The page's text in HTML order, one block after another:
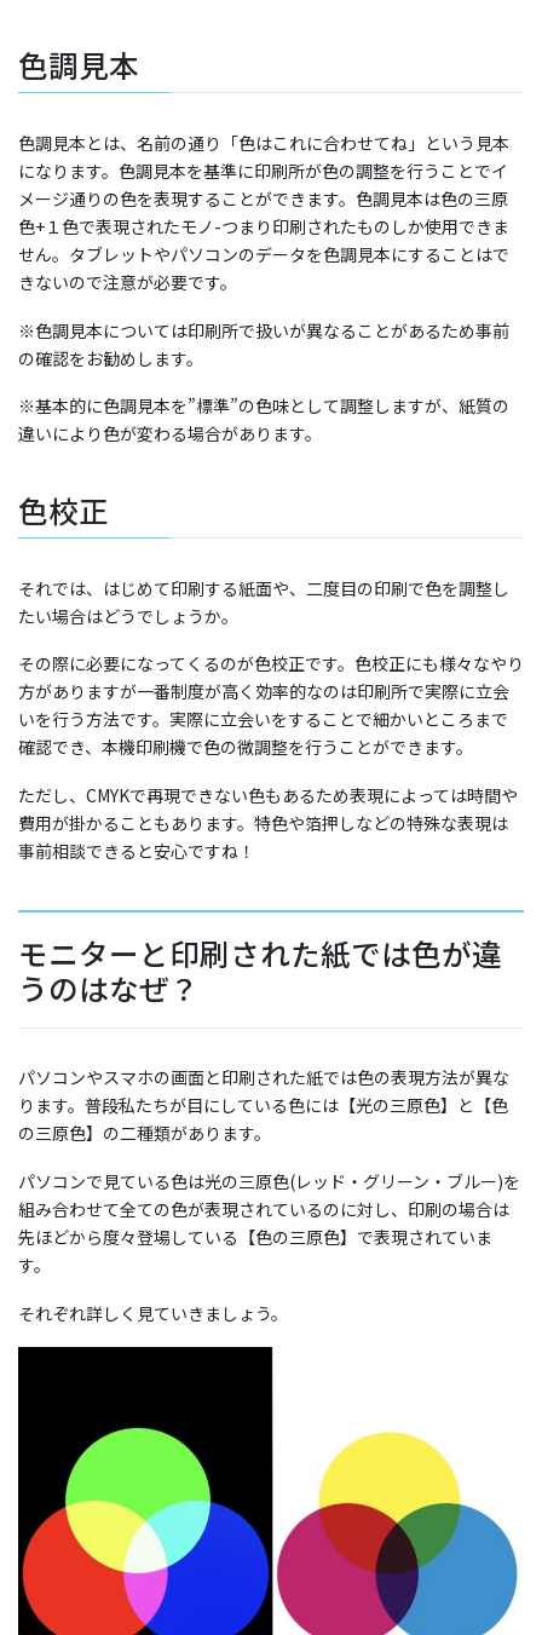
色調見本
色調見本とは、名前の通り「色はこれに合わせてね」という見本
になります。色調見本を基準に印刷所が色の調整を行うことでイ
メージ通りの色を表現することができます。色調見本は色の三原
色+１色で表現されたモノ-つまり印刷されたものしか使用できま
せん。タブレットやパソコンのデータを色調見本にすることはで
きないので注意が必要です。
※色調見本については印刷所で扱いが異なることがあるため事前
の確認をお勧めします。
※基本的に色調見本を”標準”の色味として調整しますが、紙質の
違いにより色が変わる場合があります。
色校正
それでは、はじめて印刷する紙面や、二度目の印刷で色を調整し
たい場合はどうでしょうか。
その際に必要になってくるのが色校正です。色校正にも様々なやり
方がありますが一番制度が高く効率的なのは印刷所で実際に立会
いを行う方法です。実際に立会いをすることで細かいところまで
確認でき、本機印刷機で色の微調整を行うことができます。
ただし、CMYKで再現できない色もあるため表現によっては時間や
費用が掛かることもあります。特色や箔押しなどの特殊な表現は
事前相談できると安心ですね！
モニターと印刷された紙では色が違
うのはなぜ？
パソコンやスマホの画面と印刷された紙では色の表現方法が異な
ります。普段私たちが目にしている色には【光の三原色】と【色
の三原色】の二種類があります。
パソコンで見ている色は光の三原色(レッド・グリーン・ブルー)を
組み合わせて全ての色が表現されているのに対し、印刷の場合は
先ほどから度々登場している【色の三原色】で表現されていま
す。
それぞれ詳しく見ていきましょう。